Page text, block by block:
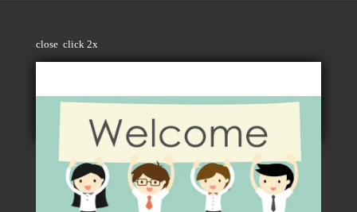
close click 2x